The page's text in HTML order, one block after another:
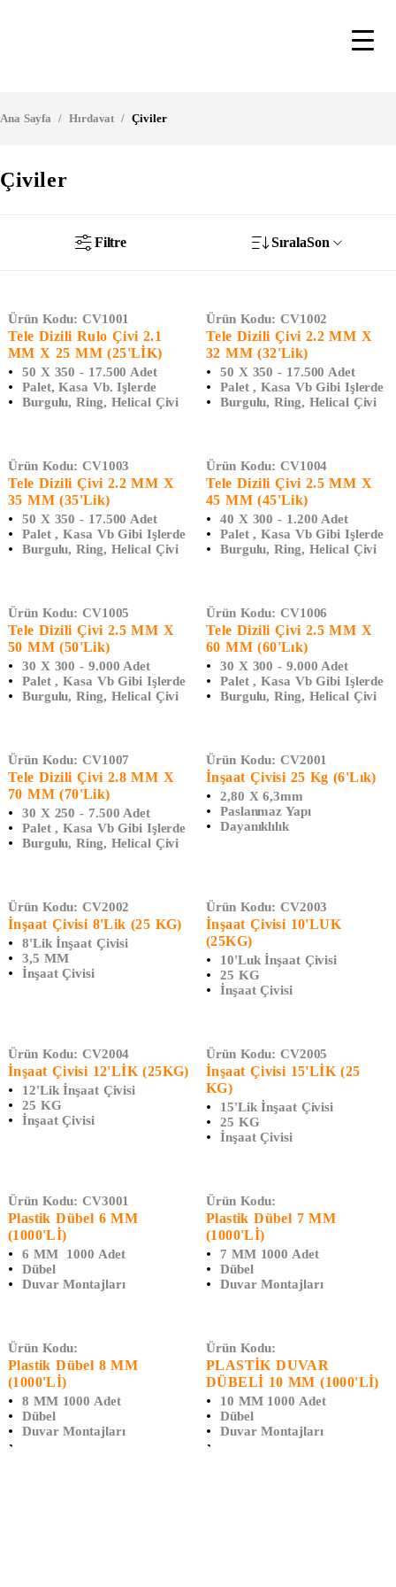
Çiviler
Ana Sayfa / Hırdavat / Çiviler
Filtre SıralaSon
Ürün Kodu: CV1001
Tele Dizili Rulo Çivi 2.1
MM X 25 MM (25'LİK)
50 X 350 - 17.500 Adet
Palet, Kasa Vb. Işlerde
Burgulu, Ring, Helical Çivi
Ürün Kodu: CV1002
Tele Dizili Çivi 2.2 MM X
32 MM (32'lik)
50 X 350 - 17.500 Adet
Palet , Kasa Vb Gibi Işlerde
Burgulu, Ring, Helical Çivi
Ürün Kodu: CV1003
Tele Dizili Çivi 2.2 MM X
35 MM (35'lik)
50 X 350 - 17.500 Adet
Palet , Kasa Vb Gibi Işlerde
Burgulu, Ring, Helical Çivi
Ürün Kodu: CV1004
Tele Dizili Çivi 2.5 MM X
45 MM (45'lik)
40 X 300 - 1.200 Adet
Palet , Kasa Vb Gibi Işlerde
Burgulu, Ring, Helical Çivi
Ürün Kodu: CV1005
Tele Dizili Çivi 2.5 MM X
50 MM (50'lik)
30 X 300 - 9.000 Adet
Palet , Kasa Vb Gibi Işlerde
Burgulu, Ring, Helical Çivi
Ürün Kodu: CV1006
Tele Dizili Çivi 2.5 MM X
60 MM (60'lık)
30 X 300 - 9.000 Adet
Palet , Kasa Vb Gibi Işlerde
Burgulu, Ring, Helical Çivi
Ürün Kodu: CV1007
Tele Dizili Çivi 2.8 MM X
70 MM (70'lik)
30 X 250 - 7.500 Adet
Palet , Kasa Vb Gibi Işlerde
Burgulu, Ring, Helical Çivi
Ürün Kodu: CV2001
İnşaat Çivisi 25 Kg (6'lık)
2,80 X 6,3mm
Paslanmaz Yapı
Dayanıklılık
Ürün Kodu: CV2002
İnşaat Çivisi 8'lik (25 KG)
8'lik İnşaat Çivisi
3,5 MM
İnşaat Çivisi
Ürün Kodu: CV2003
İnşaat Çivisi 10'LUK
(25KG)
10'luk İnşaat Çivisi
25 KG
İnşaat Çivisi
Ürün Kodu: CV2004
İnşaat Çivisi 12'LİK (25KG)
12'lik İnşaat Çivisi
25 KG
İnşaat Çivisi
Ürün Kodu: CV2005
İnşaat Çivisi 15'LİK (25
KG)
15'lik İnşaat Çivisi
25 KG
İnşaat Çivisi
Ürün Kodu: CV3001
Plastik Dübel 6 MM
(1000'Lİ)
6 MM 1000 Adet
Dübel
Duvar Montajları
Ürün Kodu:
Plastik Dübel 7 MM
(1000'Lİ)
7 MM 1000 Adet
Dübel
Duvar Montajları
Ürün Kodu:
Plastik Dübel 8 MM
(1000'Lİ)
8 MM 1000 Adet
Dübel
Duvar Montajları
Ürün Kodu:
PLASTİK DUVAR
DÜBELİ 10 MM (1000'Lİ)
10 MM 1000 Adet
Dübel
Duvar Montajları